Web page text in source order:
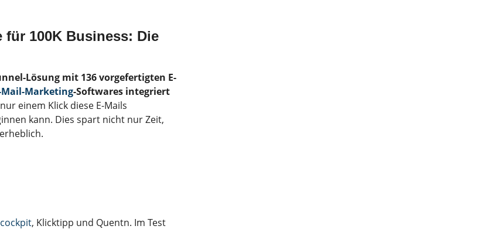
für 100K Business: Die
Lösung mit 136 vorgefertigten E-
Mail-Marketing-Softwares integriert
einem Klick diese E-Mails
kann. Dies spart nicht nur Zeit,
, Klicktipp und Quentn. Im Test